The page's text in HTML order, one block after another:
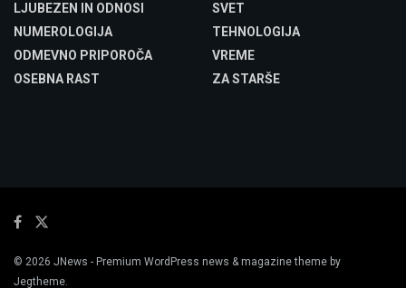
LJUBEZEN IN ODNOSI
NUMEROLOGIJA
ODMEVNO PRIPOROČA
OSEBNA RAST
SVET
TEHNOLOGIJA
VREME
ZA STARŠE
© 2026 JNews - Premium WordPress news & magazine theme by
Jegtheme.